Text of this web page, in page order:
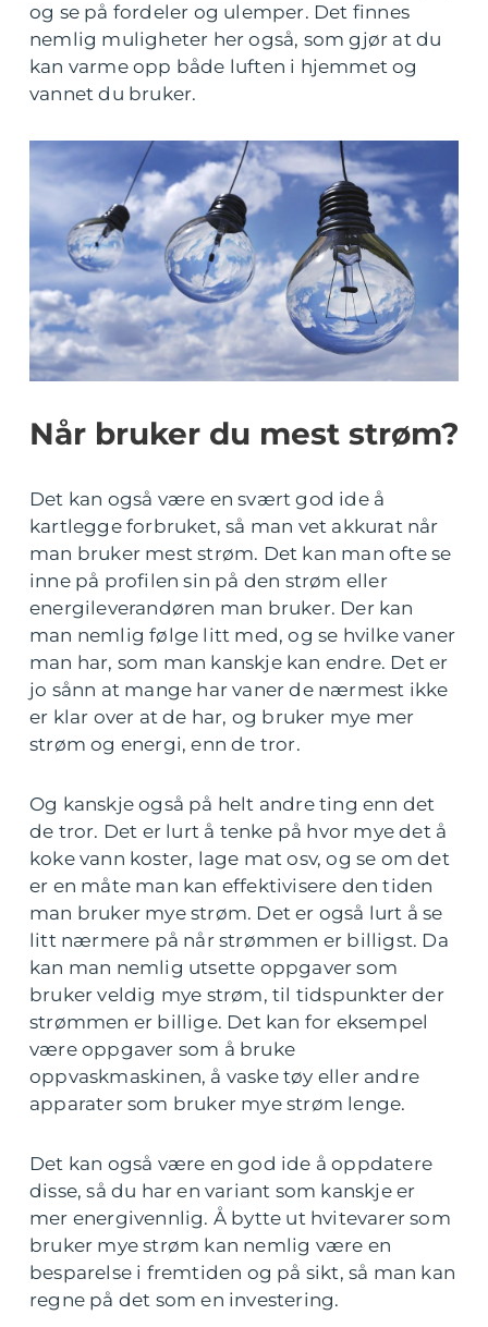
og se på fordeler og ulemper. Det finnes
nemlig muligheter her også, som gjør at du
kan varme opp både luften i hjemmet og
vannet du bruker.
Når bruker du mest strøm?
Det kan også være en svært god ide å
kartlegge forbruket, så man vet akkurat når
man bruker mest strøm. Det kan man ofte se
inne på profilen sin på den strøm eller
energileverandøren man bruker. Der kan
man nemlig følge litt med, og se hvilke vaner
man har, som man kanskje kan endre. Det er
jo sånn at mange har vaner de nærmest ikke
er klar over at de har, og bruker mye mer
strøm og energi, enn de tror.
Og kanskje også på helt andre ting enn det
de tror. Det er lurt å tenke på hvor mye det å
koke vann koster, lage mat osv, og se om det
er en måte man kan effektivisere den tiden
man bruker mye strøm. Det er også lurt å se
litt nærmere på når strømmen er billigst. Da
kan man nemlig utsette oppgaver som
bruker veldig mye strøm, til tidspunkter der
strømmen er billige. Det kan for eksempel
være oppgaver som å bruke
oppvaskmaskinen, å vaske tøy eller andre
apparater som bruker mye strøm lenge.
Det kan også være en god ide å oppdatere
disse, så du har en variant som kanskje er
mer energivennlig. Å bytte ut hvitevarer som
bruker mye strøm kan nemlig være en
besparelse i fremtiden og på sikt, så man kan
regne på det som en investering.